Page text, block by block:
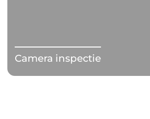
Camera inspectie